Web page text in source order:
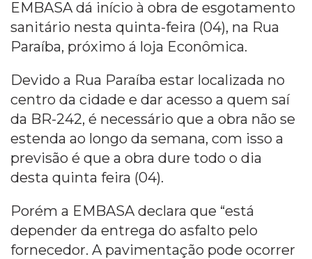
EMBASA dá início à obra de esgotamento
sanitário nesta quinta-feira (04), na Rua
Paraíba, próximo á loja Econômica.
Devido a Rua Paraíba estar localizada no
centro da cidade e dar acesso a quem saí
da BR-242, é necessário que a obra não se
estenda ao longo da semana, com isso a
previsão é que a obra dure todo o dia
desta quinta feira (04).
Porém a EMBASA declara que “está
depender da entrega do asfalto pelo
fornecedor. A pavimentação pode ocorrer